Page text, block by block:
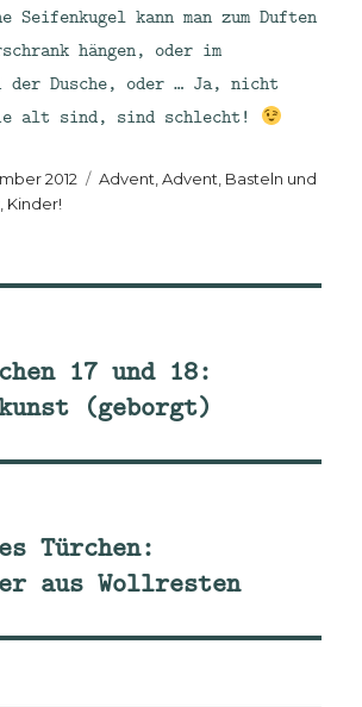
Seifenkugel kann man zum Duften
hängen, oder im
der Dusche, oder … Ja, nicht
alt sind, sind schlecht!
2012 Kategorien
Advent, Advent, Basteln und
Kinder!
17 und 18:
(geborgt)
Türchen:
aus Wollresten